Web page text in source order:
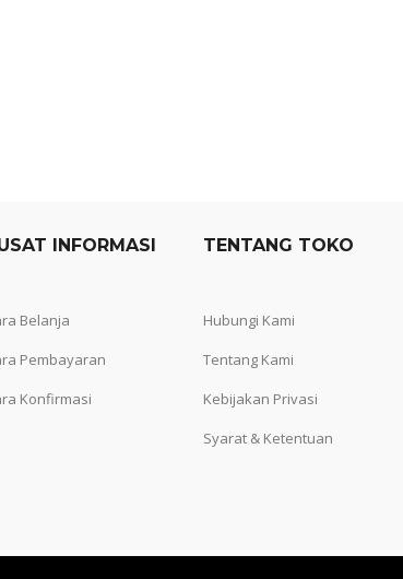
INFORMASI
Belanja
Pembayaran
Konfirmasi
TENTANG TOKO
Hubungi Kami
Tentang Kami
Kebijakan Privasi
Syarat & Ketentuan